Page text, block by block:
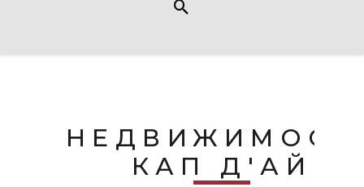
КАП Д'АЙ